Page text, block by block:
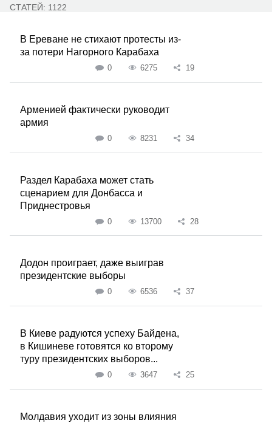
СТАТЕЙ: 1122
В Ереване не стихают протесты из-
за потери Нагорного Карабаха
0 6275 19
Арменией фактически руководит
армия
0 8231 34
Раздел Карабаха может стать
сценарием для Донбасса и
Приднестровья
0 13700 28
Додон проиграет, даже выиграв
президентские выборы
0 6536 37
В Киеве радуются успеху Байдена,
в Кишиневе готовятся ко второму
туру президентских выборов...
0 3647 25
Молдавия уходит из зоны влияния